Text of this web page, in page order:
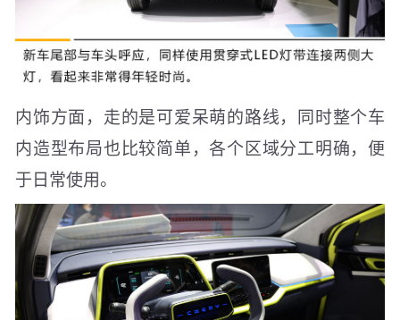
内饰方面，走的是可爱呆萌的路线，同时整个车
内造型布局也比较简单，各个区域分工明确，便
于日常使用。